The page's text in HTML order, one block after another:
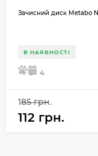
Зачисний диск Metabo
В НАЯВНОСТІ
5 4
185 грн.
112 грн.